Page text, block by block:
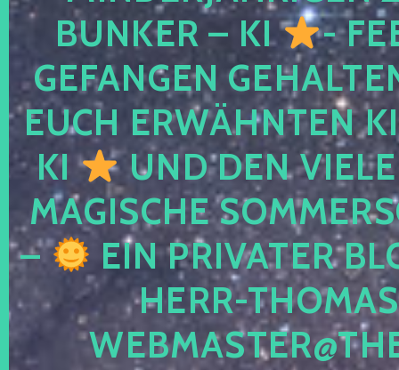
BUNKER – KI
-
GEFANGEN
EUCH ERWÄHNTEN
KI
UND DEN
MAGISCHE
–
EIN PRIVATER
HERR-